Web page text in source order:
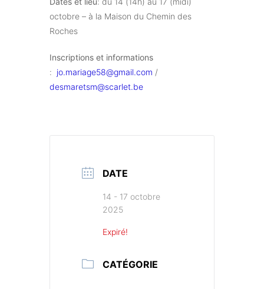
octobre – à la Maison du Chemin des
Roches
Inscriptions et informations
: jo.mariage58@gmail.com /
desmaretsm@scarlet.be
DATE
14 - 17 octobre
2025
Expiré!
CATÉGORIE